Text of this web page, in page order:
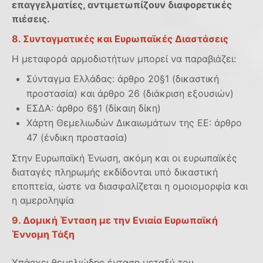
επαγγελματίες, αντιμετωπίζουν διαφορετικές
πιέσεις.
8. Συνταγματικές και Ευρωπαϊκές Διαστάσεις
Η μεταφορά αρμοδιοτήτων μπορεί να παραβιάζει:
Σύνταγμα Ελλάδας: άρθρο 20§1 (δικαστική
προστασία) και άρθρο 26 (διάκριση εξουσιών)
ΕΣΔΑ: άρθρο 6§1 (δίκαιη δίκη)
Χάρτη Θεμελιωδών Δικαιωμάτων της ΕΕ: άρθρο
47 (ένδικη προστασία)
Στην Ευρωπαϊκή Ένωση, ακόμη και οι ευρωπαϊκές
διαταγές πληρωμής εκδίδονται υπό δικαστική
εποπτεία, ώστε να διασφαλίζεται η ομοιομορφία και
η αμεροληψία
9. Δομική Ένταση με την Ενιαία Ευρωπαϊκή
Έννομη Τάξη